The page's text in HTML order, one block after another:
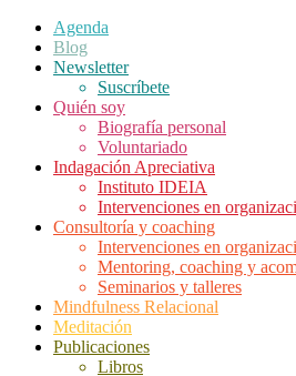
Agenda
Blog
Newsletter
Suscríbete
Quién soy
Biografía personal
Voluntariado
Indagación Apreciativa
Instituto IDEIA
Intervenciones en
Consultoría y coaching
Intervenciones en
Mentoring, coaching y
Seminarios y talleres
Mindfulness Relacional
Meditación
Publicaciones
Libros